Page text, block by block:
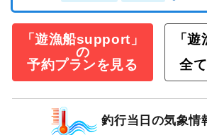
「遊漁船support」
の
予約プランを見る
「
全
釣行当日の気象情